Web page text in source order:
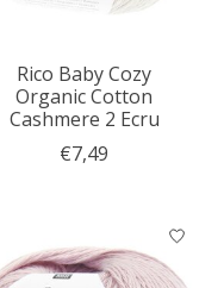
Rico Baby Cozy
Organic Cotton
Cashmere 2 Ecru
€7,49